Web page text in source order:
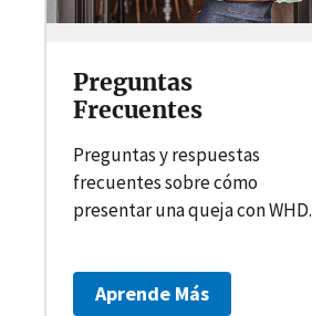
Preguntas
Frecuentes
Preguntas y respuestas
frecuentes sobre cómo
presentar una queja con WHD.
Aprende Más